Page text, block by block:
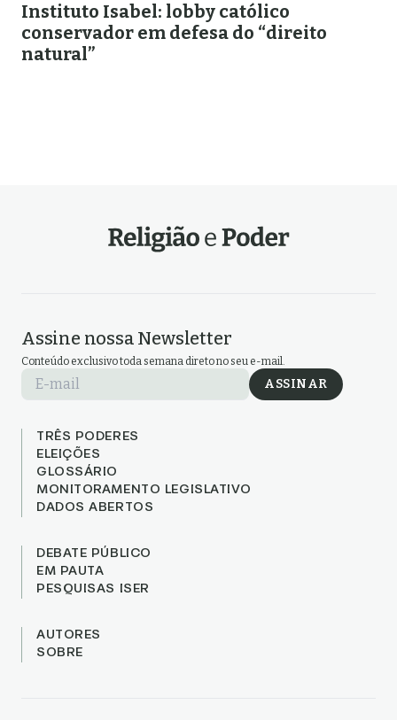
Instituto Isabel: lobby católico
conservador em defesa do “direito
natural”
Assine nossa Newsletter
Conteúdo exclusivo toda semana direto no seu e-mail.
E-mail ASSINAR
TRÊS PODERES
ELEIÇÕES
GLOSSÁRIO
MONITORAMENTO LEGISLATIVO
DADOS ABERTOS
DEBATE PÚBLICO
EM PAUTA
PESQUISAS ISER
AUTORES
SOBRE